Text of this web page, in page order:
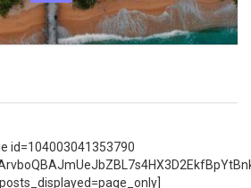
id=104003041353790